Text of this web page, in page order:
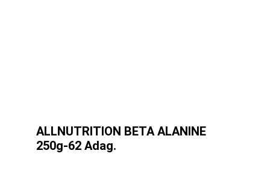
ALLNUTRITION BETA ALANINE
250g-62 Adag.